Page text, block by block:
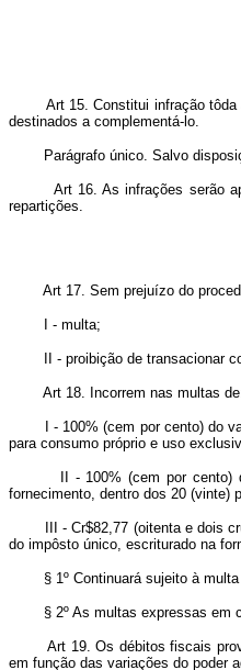
Art 15. Constitui infração
destinados a complementá-lo.
Parágrafo único. Salvo
Art 16. As infrações serão
repartições.
Art 17. Sem prejuízo do
I - multa;
II - proibição de transacionar
Art 18. Incorrem nas multas
I - 100% (cem por cento) do
para consumo próprio e uso
II - 100% (cem por cento) do
fornecimento, dentro dos 20 (vinte)
III - Cr$82,77 (oitenta e dois
do impôsto único, escriturado na
§ 1º Continuará sujeito à multa
§ 2º As multas expressas em
Art 19. Os débitos fiscais
em função das variações do poder